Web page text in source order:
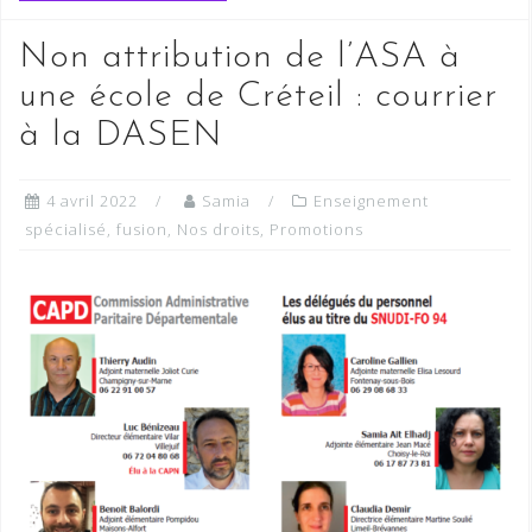
Non attribution de l’ASA à
une école de Créteil : courrier
à la DASEN
4 avril 2022 Samia
Enseignement
spécialisé, fusion, Nos droits, Promotions